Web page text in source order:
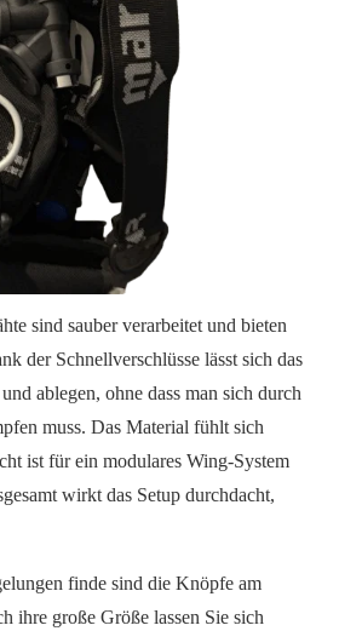
sind sauber verarbeitet und bieten
der Schnellverschlüsse lässt sich das
ablegen, ohne dass man sich durch
muss. Das Material fühlt sich
ist für ein modulares Wing-System
wirkt das Setup durchdacht,
finde sind die Knöpfe am
ihre große Größe lassen Sie sich